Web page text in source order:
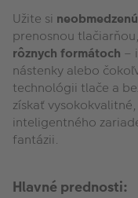
Užite si
prenosnou
rôznych formátoch –
nástenky alebo
technológii tlače a
získať
inteligentného
fantázii.
Hlavné prednosti: